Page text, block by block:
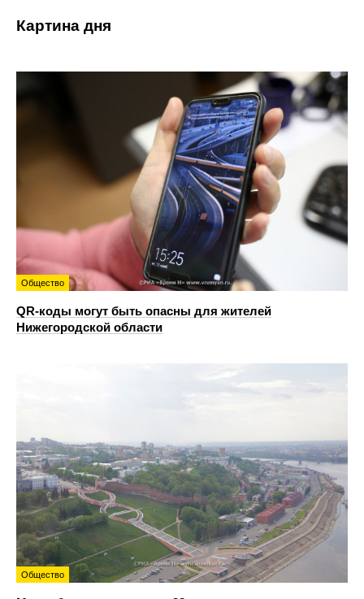
Картина дня
Общество
QR-коды могут быть опасны для жителей
Нижегородской области
Общество